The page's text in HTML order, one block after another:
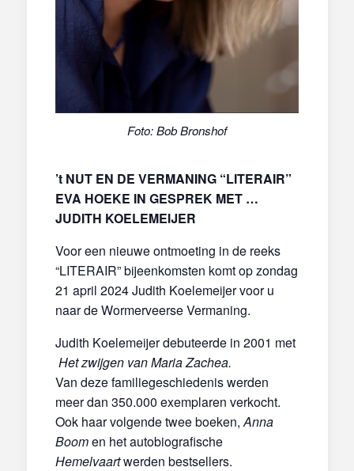
Foto: Bob Bronshof
’t NUT EN DE VERMANING “LITERAIR”
EVA HOEKE IN GESPREK MET …
JUDITH KOELEMEIJER
Voor een nieuwe ontmoeting in de reeks
“LITERAIR” bijeenkomsten komt op zondag
21 april 2024 Judith Koelemeijer voor u
naar de Wormerveerse Vermaning.
Judith Koelemeijer debuteerde in 2001 met
Het zwijgen van Maria Zachea.
Van deze familiegeschiedenis werden
meer dan 350.000 exemplaren verkocht.
Ook haar volgende twee boeken, Anna
Boomen het autobiografische
Hemelvaartwerden bestsellers.